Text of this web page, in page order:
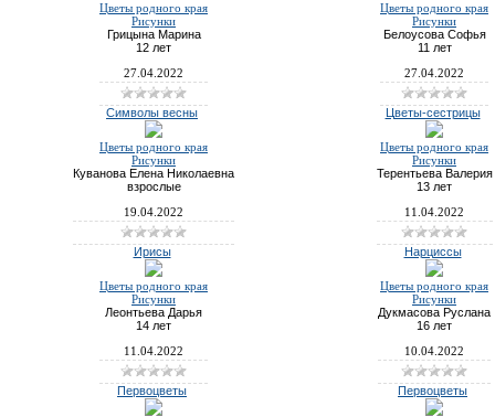
Цветы родного края
Рисунки
Грицына Марина
12 лет
27.04.2022
Цветы родного края
Рисунки
Белоусова Софья
11 лет
27.04.2022
Символы весны
Цветы родного края
Рисунки
Куванова Елена Николаевна
взрослые
19.04.2022
Цветы-сестрицы
Цветы родного края
Рисунки
Терентьева Валерия
13 лет
11.04.2022
Ирисы
Цветы родного края
Рисунки
Леонтьева Дарья
14 лет
11.04.2022
Нарциссы
Цветы родного края
Рисунки
Дукмасова Руслана
16 лет
10.04.2022
Первоцветы Первоцветы